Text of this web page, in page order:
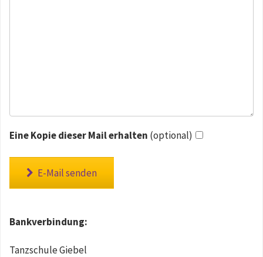
Eine Kopie dieser Mail erhalten (optional)
E-Mail senden
Bankverbindung:
Tanzschule Giebel